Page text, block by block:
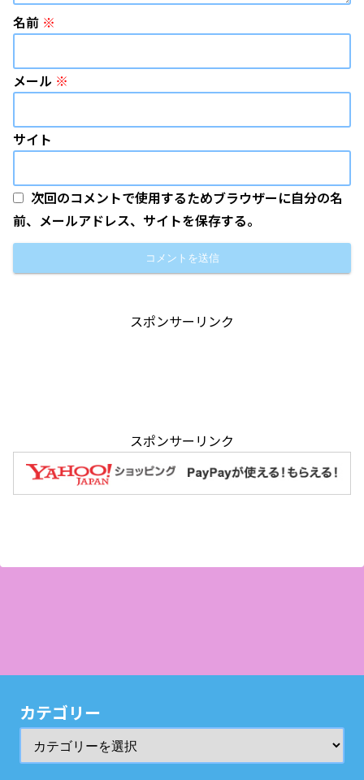
名前 ※
メール ※
サイト
次回のコメントで使用するためブラウザーに自分の名
前、メールアドレス、サイトを保存する。
スポンサーリンク
スポンサーリンク
カテゴリー